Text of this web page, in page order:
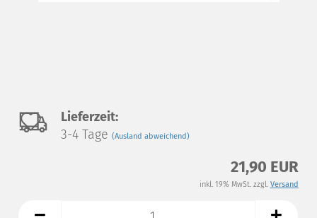
Auf
den
Lieferzeit:
3-4 Tage(Ausland abweichend)
21,90 EUR
inkl. 19% MwSt. zzgl. Versand